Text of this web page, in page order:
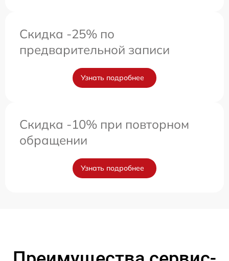
Скидка -25% по
предварительной записи
Узнать подробнее
Скидка -10% при повторном
обращении
Узнать подробнее